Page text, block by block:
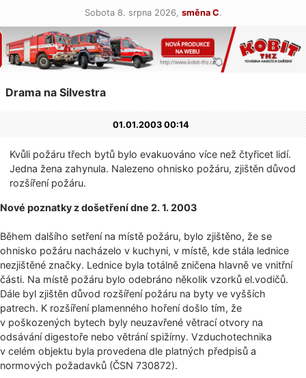
Sobota 8. srpna 2026, směna C.
Drama na Silvestra
01.01.2003 00:14
Kvůli požáru třech bytů bylo evakuováno více než čtyřicet lidí.
Jedna žena zahynula. Nalezeno ohnisko požáru, zjištěn důvod
rozšíření požáru.
Nové poznatky z došetření dne 2. 1. 2003
Během dalšího setření na místě požáru, bylo zjištěno, že se
ohnisko požáru nacházelo v kuchyni, v místě, kde stála lednice
nezjištěné značky. Lednice byla totálně zničena hlavně ve vnitřní
části. Na místě požáru bylo odebráno několik vzorků el.vodičů.
Dále byl zjištěn důvod rozšíření požáru na byty ve vyšších
patrech. K rozšíření plamenného hoření došlo tím, že
v poškozených bytech byly neuzavřené větrací otvory na
odsávání digestoře nebo větrání spižírny. Vzduchotechnika
v celém objektu byla provedena dle platných předpisů a
normových požadavků (ČSN 730872).